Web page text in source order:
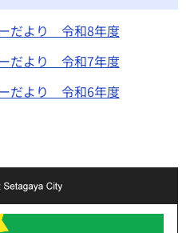
だより 令和8年度
だより 令和7年度
だより 令和6年度